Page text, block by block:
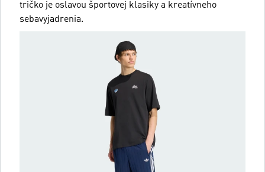
tričko je oslavou športovej klasiky a kreatívneho
sebavyjadrenia.